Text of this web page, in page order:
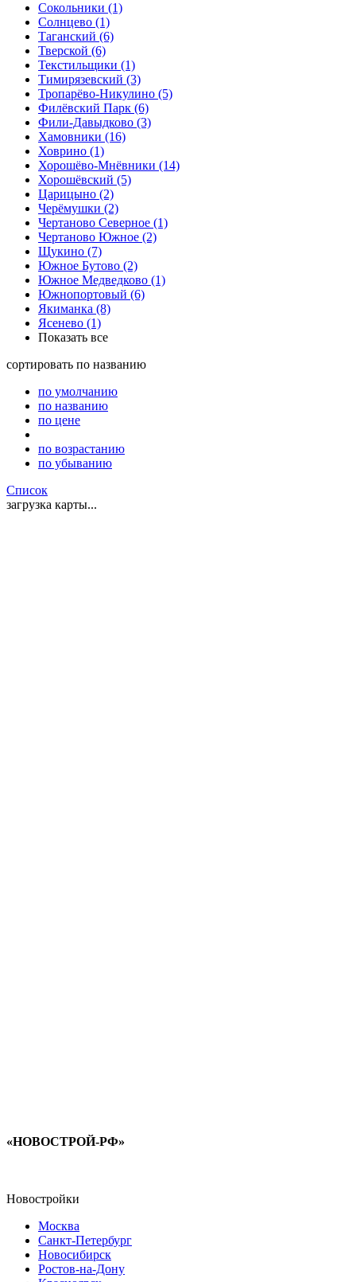
Сокольники (1)
Солнцево (1)
Таганский (6)
Тверской (6)
Текстильщики (1)
Тимирязевский (3)
Тропарёво-Никулино (5)
Филёвский Парк (6)
Фили-Давыдково (3)
Хамовники (16)
Ховрино (1)
Хорошёво-Мнёвники (14)
Хорошёвский (5)
Царицыно (2)
Черёмушки (2)
Чертаново Северное (1)
Чертаново Южное (2)
Щукино (7)
Южное Бутово (2)
Южное Медведково (1)
Южнопортовый (6)
Якиманка (8)
Ясенево (1)
Показать все
сортировать по названию
по умолчанию
по названию
по цене
по возрастанию
по убыванию
Список
загрузка карты...
«НОВОСТРОЙ-РФ»
Новостройки
Москва
Санкт-Петербург
Новосибирск
Ростов-на-Дону